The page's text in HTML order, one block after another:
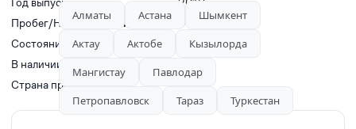
Пробег/Наработки двигателя
0
Состояние
Новый
В наличии
Страна производитель
Алматы Астана
Шымкент
Актау
Актобе
Кызылорда
Мангистау
Павлодар
Петропавловск
Тараз Туркестан